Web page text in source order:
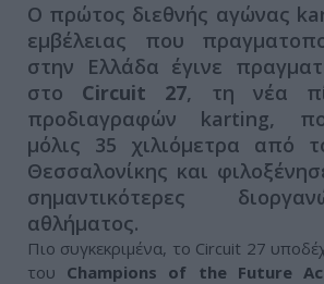
Ο πρώτος διεθνής αγώνας
εμβέλειας που
στην Ελλάδα έγινε
στο Circuit 27, τη νέα
προδιαγραφών karting,
μόλις 35 χιλιόμετρα από
Θεσσαλονίκης και
σημαντικότερες
αθλήματος.
Πιο συγκεκριμένα, το Circuit 27
του Champions of the Future